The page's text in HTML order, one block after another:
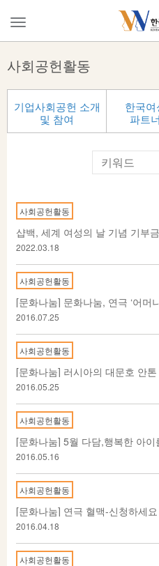
메
뉴
기
사회공헌활동
기업사회공헌 소개
및 참여
한국
파트
사회공헌활동
샵백, 세계 여성의 날 기념 기부
2022.03.18
사회공헌활동
[문화나눔] 문화나눔, 연극 ‘어머
2016.07.25
사회공헌활동
[문화나눔] 러시아의 대문호 안톤
2016.05.25
사회공헌활동
2016.05.16
사회공헌활동
[문화나눔] 연극 혈맥-신청하세요
2016.04.18
사회공헌활동